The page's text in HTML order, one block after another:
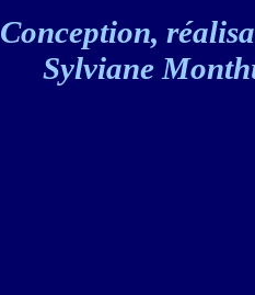
Conception,
Sylviane